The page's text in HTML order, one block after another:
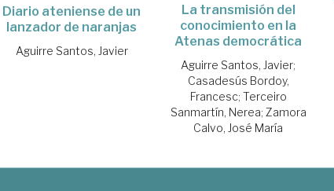
Diario ateniense de un
lanzador de naranjas
Aguirre Santos, Javier
La transmisión del
conocimiento en la
Atenas democrática
Aguirre Santos, Javier;
Casadesús Bordoy,
Francesc; Terceiro
Sanmartín, Nerea; Zamora
Calvo, José María